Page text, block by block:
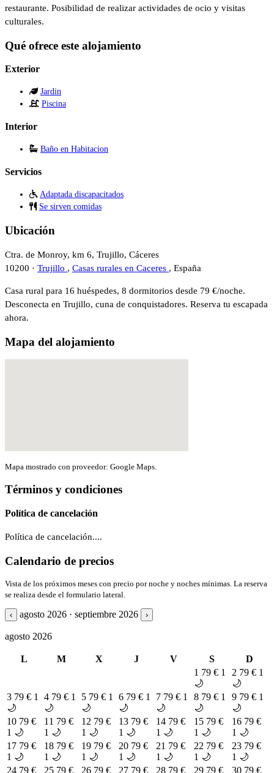
restaurante. Posibilidad de realizar actividades de ocio y visitas
culturales.
Qué ofrece este alojamiento
Exterior
Jardin
Piscina
Interior
Baño en Habitacion
Servicios
Adaptada discapacitados
Se sirven comidas
Ubicación
Ctra. de Monroy, km 6, Trujillo, Cáceres
10200 · Trujillo , Casas rurales en Caceres , España
Casa rural para 16 huéspedes, 8 dormitorios desde 79 €/noche.
Desconecta en Trujillo, cuna de conquistadores. Reserva tu escapada
ahora.
Mapa del alojamiento
Mapa mostrado con proveedor: Google Maps.
Términos y condiciones
Política de cancelación
Política de cancelación....
Calendario de precios
Vista de los próximos meses con precio por noche y noches mínimas. La reserva
se realiza desde el formulario lateral.
‹ agosto 2026 · septiembre 2026 ›
agosto 2026
L M X J V S
D
1 79 € 1
🌙
2 79 € 1
🌙
3 79 € 1
🌙
4 79 € 1
🌙
5 79 € 1
🌙
6 79 € 1
🌙
7 79 € 1
🌙
8 79 € 1
🌙
9 79 € 1
🌙
10 79 €
1 🌙
11 79 €
1 🌙
12 79 €
1 🌙
13 79 €
1 🌙
14 79 €
1 🌙
15 79 €
1 🌙
16 79 €
1 🌙
17 79 €
1 🌙
18 79 €
1 🌙
19 79 €
1 🌙
20 79 €
1 🌙
21 79 €
1 🌙
22 79 €
1 🌙
23 79 €
1 🌙
24 79 € 25 79 € 26 79 € 27 79 € 28 79 € 29 79 € 30 79 €